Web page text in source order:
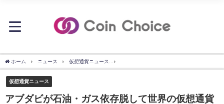
ホーム ニュース 仮想通貨ニュース
仮想通貨ニュース
アブダビが石油・ガス依存脱して世界の仮想通貨